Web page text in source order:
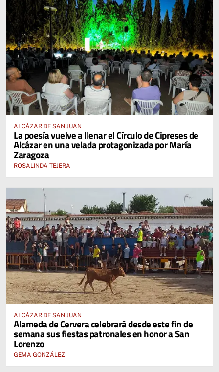
ALCÁZAR DE SAN JUAN
La poesía vuelve a llenar el Círculo de Cipreses de
Alcázar en una velada protagonizada por María
Zaragoza
ROSALINDA TEJERA
ALCÁZAR DE SAN JUAN
Alameda de Cervera celebrará desde este fin de
semana sus fiestas patronales en honor a San
Lorenzo
GEMA GONZÁLEZ